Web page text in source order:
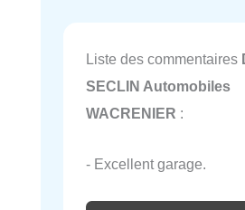
Liste des commentaires
SECLIN Automobiles
WACRENIER :
- Excellent garage.